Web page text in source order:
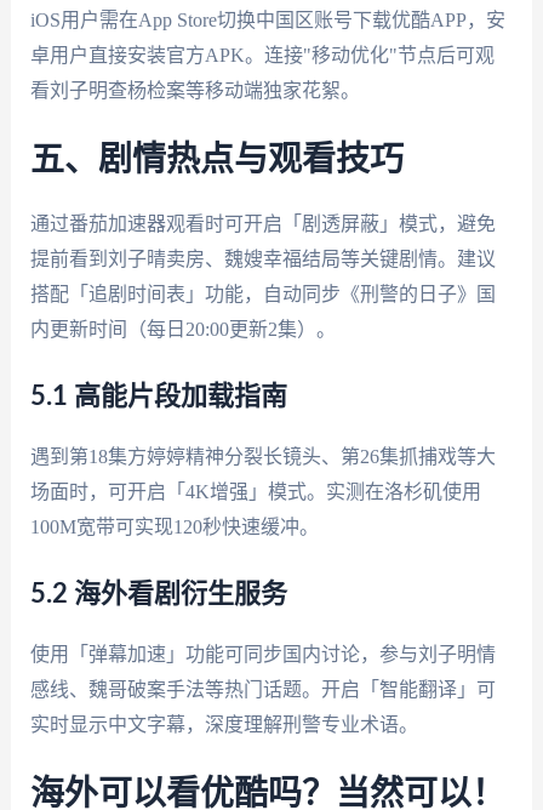
iOS用户需在App Store切换中国区账号下载优酷APP，安
卓用户直接安装官方APK。连接"移动优化"节点后可观
看刘子明查杨检案等移动端独家花絮。
五、剧情热点与观看技巧
通过番茄加速器观看时可开启「剧透屏蔽」模式，避免
提前看到刘子晴卖房、魏嫂幸福结局等关键剧情。建议
搭配「追剧时间表」功能，自动同步《刑警的日子》国
内更新时间（每日20:00更新2集）。
5.1 高能片段加载指南
遇到第18集方婷婷精神分裂长镜头、第26集抓捕戏等大
场面时，可开启「4K增强」模式。实测在洛杉矶使用
100M宽带可实现120秒快速缓冲。
5.2 海外看剧衍生服务
使用「弹幕加速」功能可同步国内讨论，参与刘子明情
感线、魏哥破案手法等热门话题。开启「智能翻译」可
实时显示中文字幕，深度理解刑警专业术语。
海外可以看优酷吗？当然可以！